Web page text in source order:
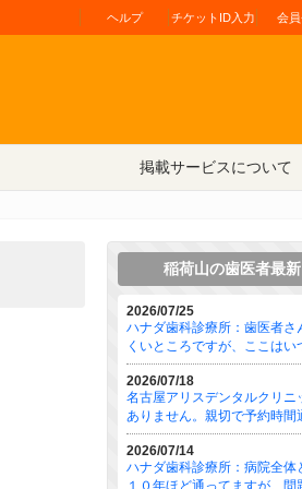
ヘルプ チケットID入力 会
掲載サービスについて
稲荷山の歯医者最
2026/07/25
ハナダ歯科診療所：歯医者さ
くいところですが、ここはい
2026/07/18
名古屋アリスデンタルクリニ
ありません。親切で予約時間
2026/07/14
ハナダ歯科診療所：病院全体